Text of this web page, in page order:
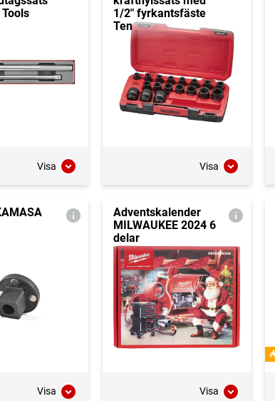
Visa
1/2" fyrkantsfäste
Ten
Visa
Visa
Adventskalender
MILWAUKEE 2024 6
delar
Visa